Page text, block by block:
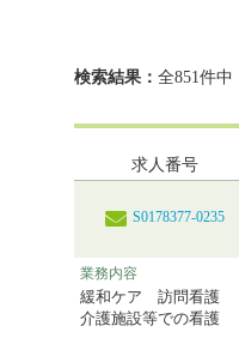
検索結果： 全851件中
求人番号
S0178377-0235
業務内容
緩和ケア 訪問看護
介護施設等での看護